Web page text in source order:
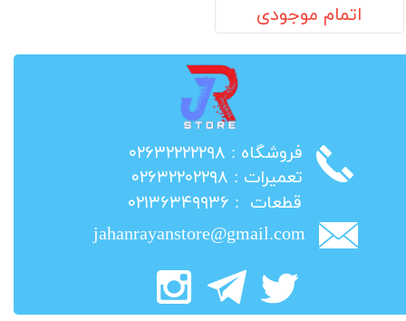
اتمام موجودی
​فروشگاه : ۰۲۶۳۲۲۲۲۲۹۸
​تعمیرات : ۰۲۶۳۲۲۰۲۲۹۸
​قطعات : ۰۲۱۳۶۳۴۹۹۳۶
jahanrayanstore@gmail.com